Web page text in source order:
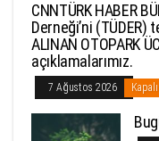
CNNTÜRK HABER
Derneği’ni (TÜDER)
ALINAN OTOPARK
açıklamalarımız.
7 Ağustos 2026 Kapalı